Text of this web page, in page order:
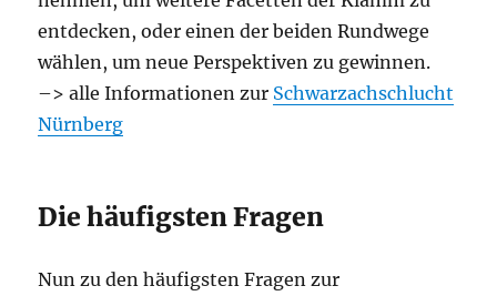
entdecken, oder einen der beiden Rundwege
wählen, um neue Perspektiven zu gewinnen.
–> alle Informationen zur Schwarzachschlucht
Nürnberg
Die häufigsten Fragen
Nun zu den häufigsten Fragen zur